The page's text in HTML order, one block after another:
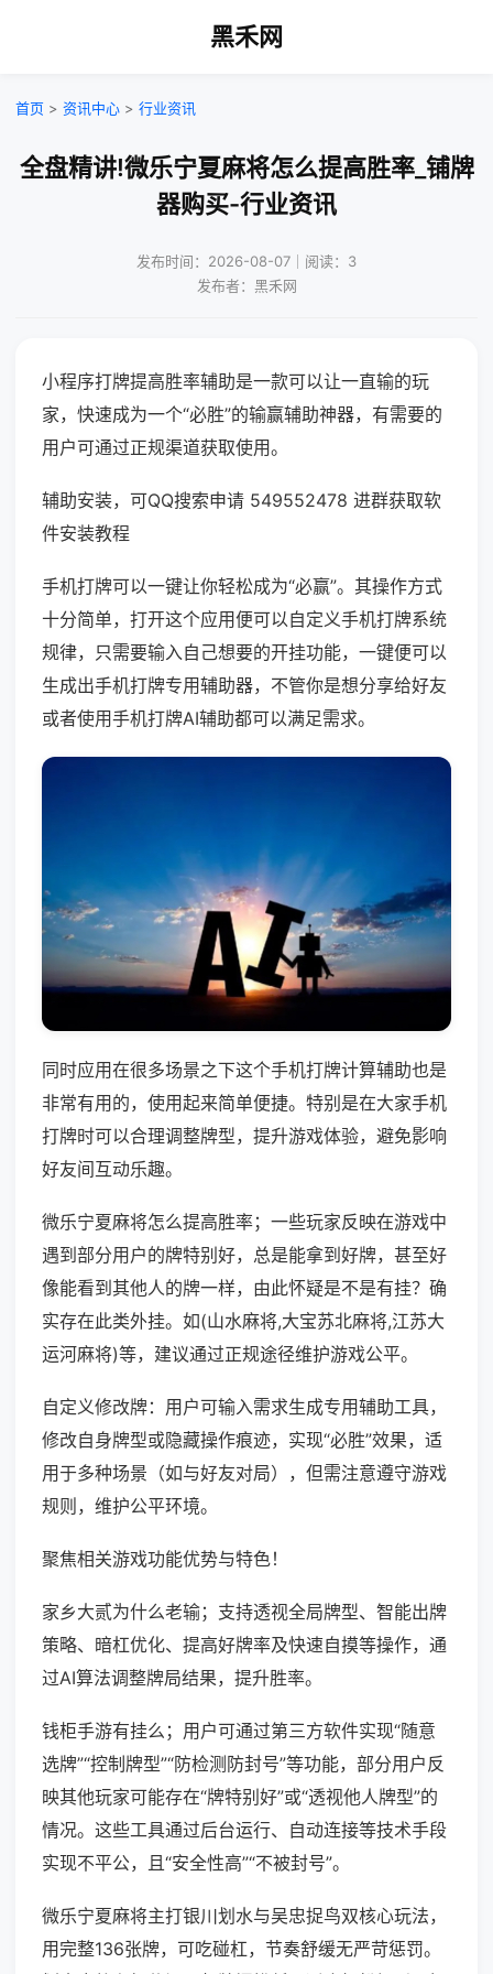
黑禾网
首页 > 资讯中心 > 行业资讯
全盘精讲!微乐宁夏麻将怎么提高胜率_铺牌
器购买-行业资讯
发布时间：2026-08-07｜阅读：3
发布者：黑禾网
小程序打牌提高胜率辅助是一款可以让一直输的玩
家，快速成为一个“必胜”的输赢辅助神器，有需要的
用户可通过正规渠道获取使用。
辅助安装，可QQ搜索申请 549552478 进群获取软
件安装教程
手机打牌可以一键让你轻松成为“必赢”。其操作方式
十分简单，打开这个应用便可以自定义手机打牌系统
规律，只需要输入自己想要的开挂功能，一键便可以
生成出手机打牌专用辅助器，不管你是想分享给好友
或者使用手机打牌AI辅助都可以满足需求。
同时应用在很多场景之下这个手机打牌计算辅助也是
非常有用的，使用起来简单便捷。特别是在大家手机
打牌时可以合理调整牌型，提升游戏体验，避免影响
好友间互动乐趣。
微乐宁夏麻将怎么提高胜率；一些玩家反映在游戏中
遇到部分用户的牌特别好，总是能拿到好牌，甚至好
像能看到其他人的牌一样，由此怀疑是不是有挂？确
实存在此类外挂。如(山水麻将,大宝苏北麻将,江苏大
运河麻将)等，建议通过正规途径维护游戏公平。
自定义修改牌：用户可输入需求生成专用辅助工具，
修改自身牌型或隐藏操作痕迹，实现“必胜”效果，适
用于多种场景（如与好友对局），但需注意遵守游戏
规则，维护公平环境。
聚焦相关游戏功能优势与特色！
家乡大贰为什么老输；支持透视全局牌型、智能出牌
策略、暗杠优化、提高好牌率及快速自摸等操作，通
过AI算法调整牌局结果，提升胜率。
钱柜手游有挂么；用户可通过第三方软件实现“随意
选牌”“控制牌型”“防检测防封号”等功能，部分用户反
映其他玩家可能存在“牌特别好”或“透视他人牌型”的
情况。这些工具通过后台运行、自动连接等技术手段
实现不平公，且“安全性高”“不被封号”。
微乐宁夏麻将主打银川划水与吴忠捉鸟双核心玩法，
用完整136张牌，可吃碰杠，节奏舒缓无严苛惩罚。